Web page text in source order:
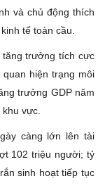
và chủ động thích
tế toàn cầu.
tăng trưởng tích cực
hiện trạng môi
trưởng GDP năm
khu vực.
càng lớn lên tài
102 triệu người; tỷ
sinh hoạt tiếp tục